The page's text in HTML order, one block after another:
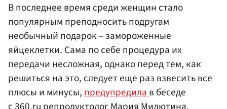
В последнее время среди женщин стало
популярным преподносить подругам
необычный подарок – замороженные
яйцеклетки. Сама по себе процедура их
передачи несложная, однако перед тем, как
решиться на это, следует еще раз взвесить все
плюсы и минусы,предупредилав беседе